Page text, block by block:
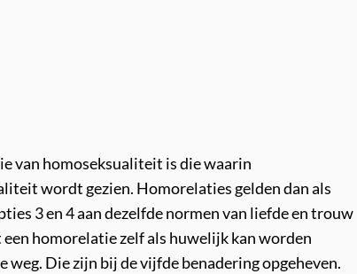
van homoseksualiteit is die waarin
wordt gezien. Homorelaties gelden dan als
3 en 4 aan dezelfde normen van liefde en trouw
homorelatie zelf als huwelijk kan worden
weg. Die zijn bij de vijfde benadering opgeheven.